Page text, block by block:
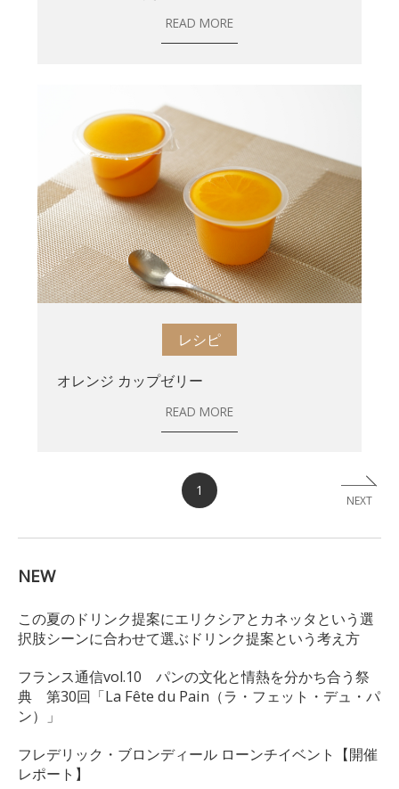
READ MORE
レシピ
オレンジ カップゼリー
READ MORE
1
NEXT
NEW
この夏のドリンク提案にエリクシアとカネッタという選
択肢シーンに合わせて選ぶドリンク提案という考え方
フランス通信vol.10 パンの文化と情熱を分かち合う祭
典 第30回「La Fête du Pain（ラ・フェット・デュ・パ
ン）」
フレデリック・ブロンディール ローンチイベント【開催
レポート】